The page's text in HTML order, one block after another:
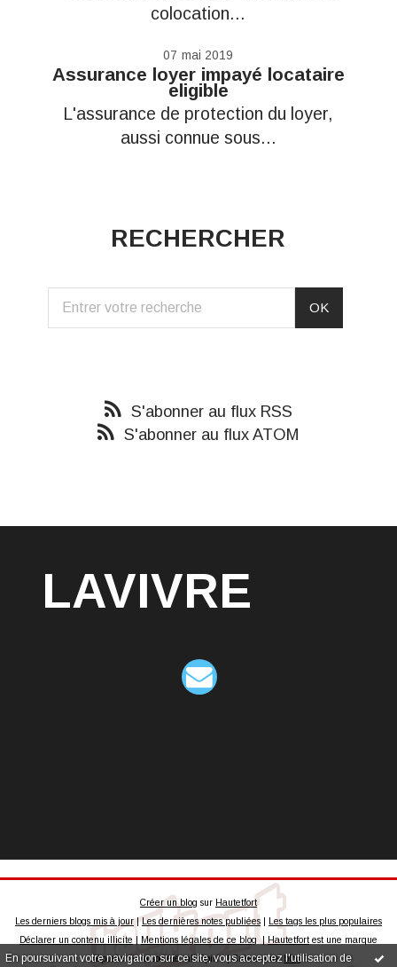
En poursuivant votre navigation sur ce site, vous acceptez l'utilisation de
colocation...
07 mai 2019
Assurance loyer impayé locataire
eligible
L'assurance de protection du loyer,
aussi connue sous...
RECHERCHER
S'abonner au flux RSS
S'abonner au flux ATOM
LAVIVRE
Créer un blog sur Hautetfort
Les derniers blogs mis à jour |Les dernières notes publiées
Les tags les plus populaires
Déclarer un contenu illicite
Mentions légales de ce blog |Hautetfort est une marque
déposée de la société talkSpirit | Créez votre blog !